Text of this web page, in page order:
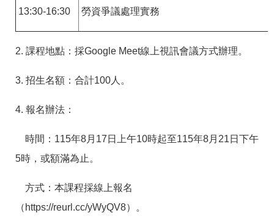
13:30-16:30 勞資爭議處理實務
2. 課程地點： 採Google Meet線上視訊會議方式辦理。
3. 招生名額：合計100人。
4. 報名辦法：
時間：115年8月17日上午10時起至115年8月21日下午
5時，或額滿為止。
方式：本課程採線上報名
（https://reurl.cc/yWyQV8）。